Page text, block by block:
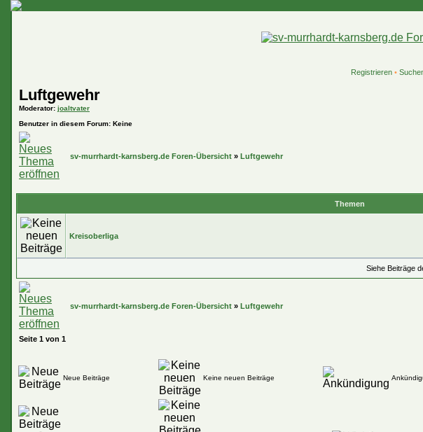
Registrieren•
Luftgewehr
Moderator: joaltvater
Benutzer in diesem Forum: Keine
sv-murrhardt-karnsberg.de Foren-Übersicht » Luftgewehr
Themen
Kreisoberliga
Siehe Beiträge
sv-murrhardt-karnsberg.de Foren-Übersicht » Luftgewehr
Seite 1 von 1
Neue Beiträge Keine neuen Beiträge